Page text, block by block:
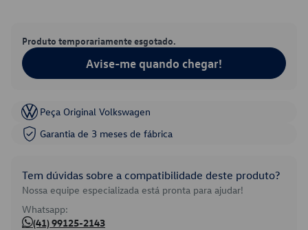
Produto temporariamente esgotado.
Avise-me quando chegar!
Peça Original Volkswagen
Garantia de 3 meses de fábrica
Tem dúvidas sobre a compatibilidade deste produto?
Nossa equipe especializada está pronta para ajudar!
Whatsapp:
(41) 99125-2143